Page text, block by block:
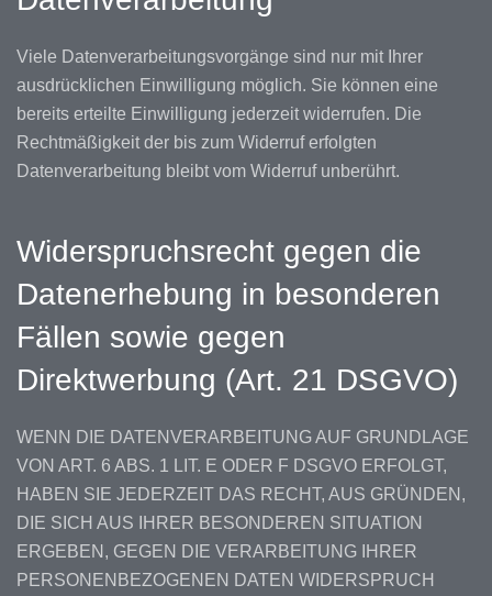
Viele Datenverarbeitungsvorgänge sind nur mit Ihrer
ausdrücklichen Einwilligung möglich. Sie können eine
bereits erteilte Einwilligung jederzeit widerrufen. Die
Rechtmäßigkeit der bis zum Widerruf erfolgten
Datenverarbeitung bleibt vom Widerruf unberührt.
Widerspruchsrecht gegen die
Datenerhebung in besonderen
Fällen sowie gegen
Direktwerbung (Art. 21 DSGVO)
WENN DIE DATENVERARBEITUNG AUF GRUNDLAGE
VON ART. 6 ABS. 1 LIT. E ODER F DSGVO ERFOLGT,
HABEN SIE JEDERZEIT DAS RECHT, AUS GRÜNDEN,
DIE SICH AUS IHRER BESONDEREN SITUATION
ERGEBEN, GEGEN DIE VERARBEITUNG IHRER
PERSONENBEZOGENEN DATEN WIDERSPRUCH